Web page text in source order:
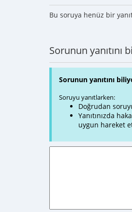
Bu soruya henüz bir
Sorunun yanıtını
Sorunun yanıtını
Soruyu yanıtlarken:
Doğrudan
Yanıtınızda
uygun hareket